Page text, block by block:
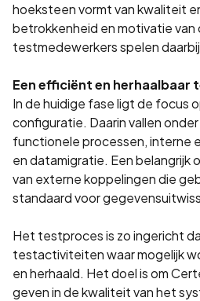
hoeksteen vormt van kwaliteit
betrokkenheid en motivatie van
testmedewerkers spelen
Een efficiënt en herhaalbaar
In de huidige fase ligt de focus
configuratie. Daarin vallen
functionele processen, interne
en datamigratie. Een belangrijk
van externe koppelingen die
standaard voor
Het testproces is zo ingericht
testactiviteiten waar mogelijk
en herhaald. Het doel is om
geven in de kwaliteit van het